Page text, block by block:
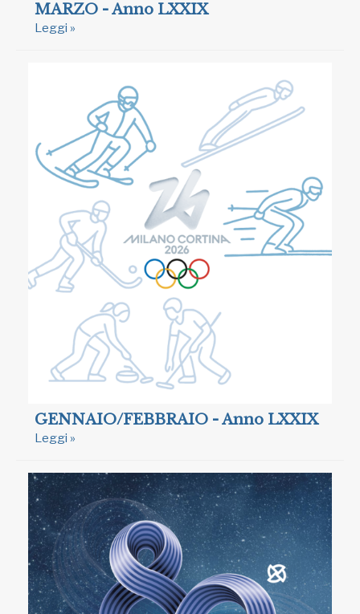
MARZO - Anno LXXIX
Leggi »
GENNAIO/FEBBRAIO - Anno LXXIX
Leggi »